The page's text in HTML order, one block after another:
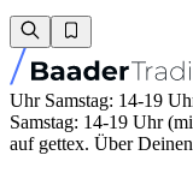
Uhr Samstag: 14-19
Samstag: 14-19 Uhr
auf gettex. Über